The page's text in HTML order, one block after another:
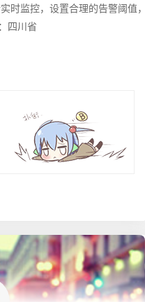
时监控，设置合理的告警阈
四川省